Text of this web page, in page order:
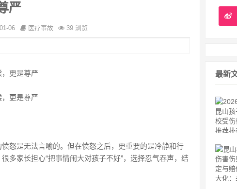
严
06 医疗事故 39 浏览
更是尊严
更是尊严
怒是无法言喻的。但在愤怒之后，更重要的是冷静和行
多家长担心“把事情闹大对孩子不好”，选择忍气吞声，结
最新